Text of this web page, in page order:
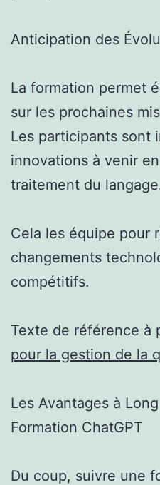
Anticipation des
La formation permet
sur les prochaines
Les participants sont
innovations à venir
traitement du
Cela les équipe pour
changements
compétitifs.
Texte de référence à
pour la gestion de la
Les Avantages à
Formation ChatGPT
Du coup, suivre une